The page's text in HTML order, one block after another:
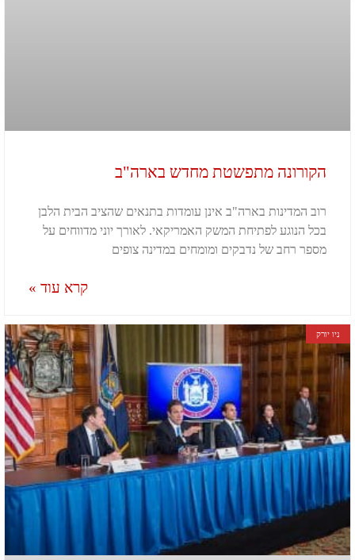
הקורונה מתפשטת מחדש בארה"ב
רוב המדינות בארה"ב אינן עומדות בתנאים שהציב הבית הלבן
בכל הנוגע לפתיחת המשק האמריקאי. לאורך יוני מדווחים על
מספר רחב של נדבקים ומומחים במדינה צופים
קרא עוד »
ניו יורק